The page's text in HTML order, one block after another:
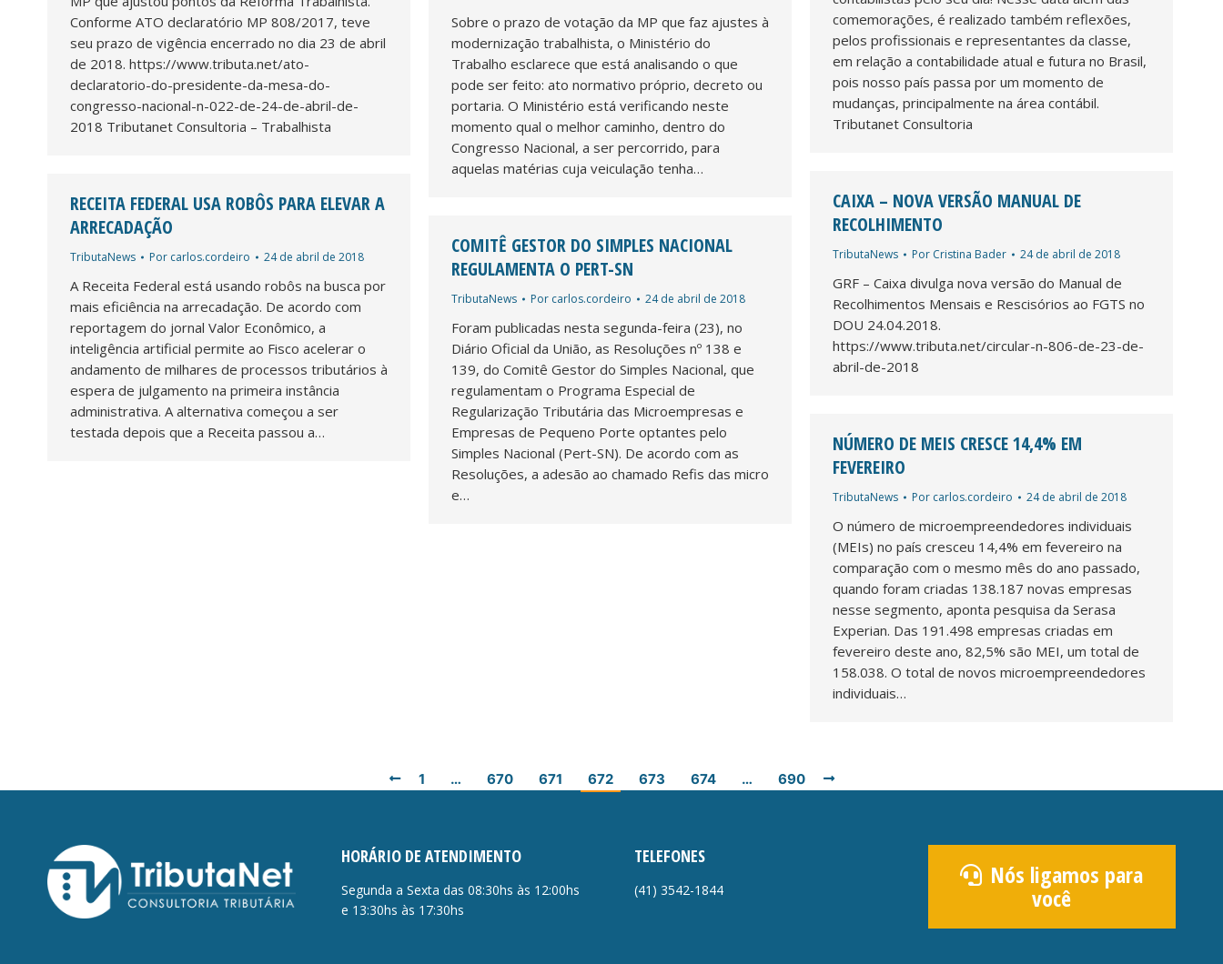
Conforme ATO declaratório MP 808/2017, teve
seu prazo de vigência encerrado no dia 23 de abril
de 2018. https://www.tributa.net/ato-
declaratorio-do-presidente-da-mesa-do-
congresso-nacional-n-022-de-24-de-abril-de-
2018 Tributanet Consultoria – Trabalhista
comemorações, é realizado também reflexões,
pelos profissionais e representantes da classe,
em relação a contabilidade atual e futura no Brasil,
pois nosso país passa por um momento de
mudanças, principalmente na área contábil.
Tributanet Consultoria
Sobre o prazo de votação da MP que faz ajustes à
modernização trabalhista, o Ministério do
Trabalho esclarece que está analisando o que
pode ser feito: ato normativo próprio, decreto ou
portaria. O Ministério está verificando neste
momento qual o melhor caminho, dentro do
Congresso Nacional, a ser percorrido, para
aquelas matérias cuja veiculação tenha…
CAIXA – NOVA VERSÃO MANUAL DE
RECOLHIMENTO
TributaNews Por Cristina Bader 24 de abril de 2018
GRF – Caixa divulga nova versão do Manual de
Recolhimentos Mensais e Rescisórios ao FGTS no
DOU 24.04.2018.
https://www.tributa.net/circular-n-806-de-23-de-
abril-de-2018
RECEITA FEDERAL USA ROBÔS PARA ELEVAR A
ARRECADAÇÃO
TributaNews Por carlos.cordeiro 24 de abril de 2018
A Receita Federal está usando robôs na busca por
mais eficiência na arrecadação. De acordo com
reportagem do jornal Valor Econômico, a
inteligência artificial permite ao Fisco acelerar o
andamento de milhares de processos tributários à
espera de julgamento na primeira instância
administrativa. A alternativa começou a ser
testada depois que a Receita passou a…
COMITÊ GESTOR DO SIMPLES NACIONAL
REGULAMENTA O PERT-SN
TributaNews Por carlos.cordeiro 24 de abril de 2018
Foram publicadas nesta segunda-feira (23), no
Diário Oficial da União, as Resoluções nº 138 e
139, do Comitê Gestor do Simples Nacional, que
regulamentam o Programa Especial de
Regularização Tributária das Microempresas e
Empresas de Pequeno Porte optantes pelo
Simples Nacional (Pert-SN). De acordo com as
Resoluções, a adesão ao chamado Refis das micro
e…
NÚMERO DE MEIS CRESCE 14,4% EM
FEVEREIRO
TributaNews Por carlos.cordeiro 24 de abril de 2018
O número de microempreendedores individuais
(MEIs) no país cresceu 14,4% em fevereiro na
comparação com o mesmo mês do ano passado,
quando foram criadas 138.187 novas empresas
nesse segmento, aponta pesquisa da Serasa
Experian. Das 191.498 empresas criadas em
fevereiro deste ano, 82,5% são MEI, um total de
158.038. O total de novos microempreendedores
individuais…
1 … 670 671 672 673 674 … 690
HORÁRIO DE ATENDIMENTO
Segunda a Sexta das 08:30hs às 12:00hs
e 13:30hs às 17:30hs
TELEFONES
(41) 3542-1844
Nós ligamos para
você